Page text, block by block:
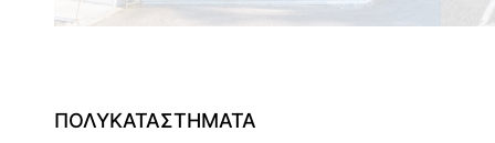
ΠΟΛΥΚΑΤΑΣΤΗΜΑΤΑ